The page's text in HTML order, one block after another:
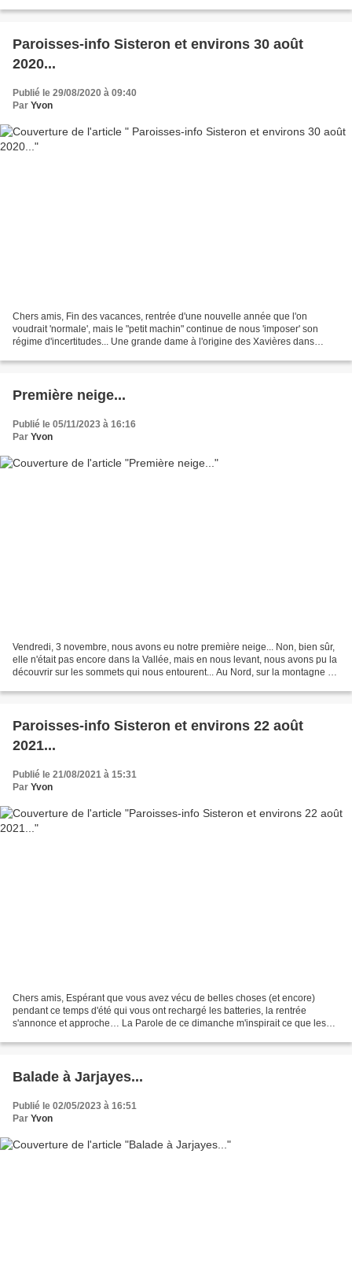
Paroisses-info Sisteron et environs 30 août
2020...
Publié le 29/08/2020 à 09:40
Par Yvon
Chers amis, Fin des vacances, rentrée d'une nouvelle année que l'on
voudrait 'normale', mais le "petit machin" continue de nous 'imposer' son
régime d'incertitudes... Une grande dame à l'origine des Xavières dans
Première neige...
Publié le 05/11/2023 à 16:16
Par Yvon
Vendredi, 3 novembre, nous avons eu notre première neige... Non, bien sûr,
elle n'était pas encore dans la Vallée, mais en nous levant, nous avons pu la
découvrir sur les sommets qui nous entourent... Au Nord, sur la montagne de
Paroisses-info Sisteron et environs 22 août
2021...
Publié le 21/08/2021 à 15:31
Par Yvon
Chers amis, Espérant que vous avez vécu de belles choses (et encore)
pendant ce temps d'été qui vous ont rechargé les batteries, la rentrée
s'annonce et approche… La Parole de ce dimanche m'inspirait ce que les
Balade à Jarjayes...
Publié le 02/05/2023 à 16:51
Par Yvon